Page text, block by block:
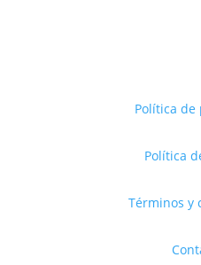
Política de
Política
Términos y